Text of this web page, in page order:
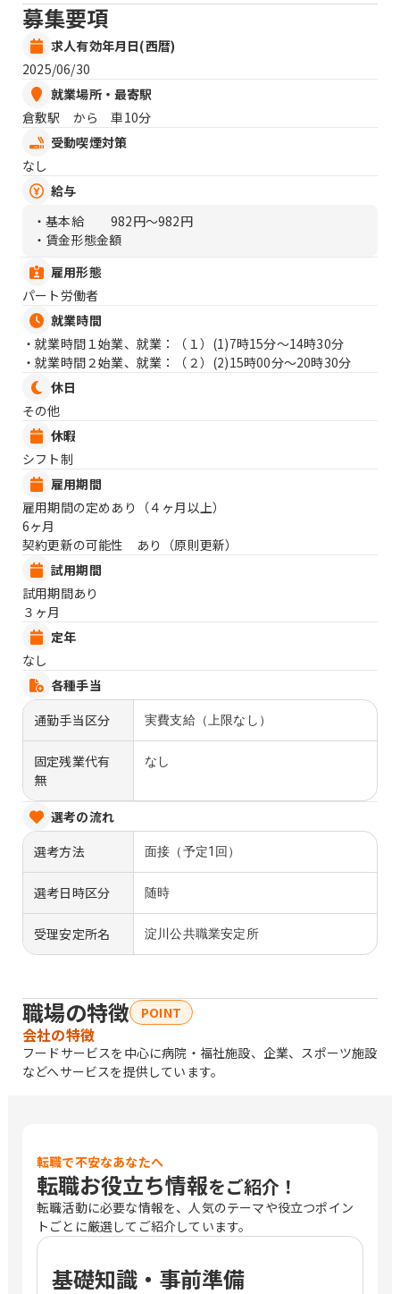
募集要項
求人有効年月日(西暦)
2025/06/30
就業場所・最寄駅
倉敷駅 から 車10分
受動喫煙対策
なし
給与
・基本給
982円〜982円
・賃金形態金額
雇用形態
パート労働者
就業時間
・就業時間１始業、就業：（１） (1)7時15分〜14時30分
・就業時間２始業、就業：（２） (2)15時00分〜20時30分
休日
その他
休暇
シフト制
雇用期間
雇用期間の定めあり（４ヶ月以上）
6ヶ月
契約更新の可能性 あり（原則更新）
試用期間
試用期間あり
３ヶ月
定年
なし
各種手当
通勤手当区分
実費支給（上限なし）
固定残業代有
無
なし
選考の流れ
選考方法
面接（予定1回）
選考日時区分 随時
受理安定所名 淀川公共職業安定所
職場の特徴 POINT
会社の特徴
フードサービスを中心に病院・福社施設、企業、スポーツ施設
などへサービスを提供しています。
転職で不安なあなたへ
転職お役立ち情報をご紹介！
転職活動に必要な情報を、人気のテーマや役立つポイン
トごとに厳選してご紹介しています。
基礎知識・事前準備